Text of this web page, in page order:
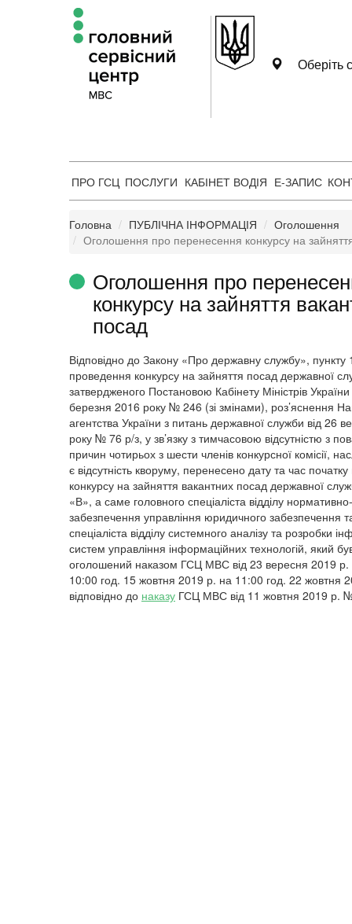
Оберіть
ПРО ГСЦ ПОСЛУГИ КАБІНЕТ ВОДІЯ Е-ЗАПИС
Головна ПУБЛІЧНА ІНФОРМАЦІЯ
Оголошення
Оголошення про перенесення конкурсу на
Оголошення про
конкурсу на зайняття
посад
Відповідно до Закону «Про державну службу», пункту
проведення конкурсу на зайняття посад державної
затвердженого Постановою Кабінету Міністрів України
березня 2016 року № 246 (зі змінами), роз’яснення
агентства України з питань державної служби від 26
року № 76 р/з, у зв’язку з тимчасовою відсутністю з
причин чотирьох з шести членів конкурсної комісії,
є відсутність кворуму, перенесено дату та час
конкурсу на зайняття вакантних посад державної
«В», а саме головного спеціаліста відділу
забезпечення управління юридичного забезпечення
спеціаліста відділу системного аналізу та розробки
систем управління інформаційних технологій, який
оголошений наказом ГСЦ МВС від 23 вересня 2019
10:00 год. 15 жовтня 2019 р. на 11:00 год. 22 жовтня
відповідно до наказу ГСЦ МВС від 11 жовтня 2019 р.